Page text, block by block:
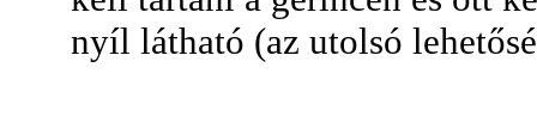
nyíl látható (az utolsó